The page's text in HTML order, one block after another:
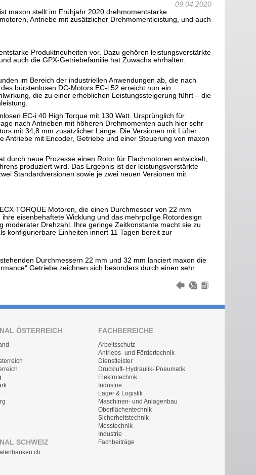
09.04.2020
maxon stellt im Frühjahr 2020 drehmomentstarke
Antriebe mit zusätzlicher Drehmomentleistung, und auch
Produktneuheiten vor. Dazu gehören leistungsverstärkte
auch die GPX-Getriebefamilie hat Zuwachs ehrhalten.
im Bereich der industriellen Anwendungen ab, die nach
bürstenlosen DC-Motors EC-i 52 erreicht nun ein
die zu einer erheblichen Leistungssteigerung führt – die
EC-i 40 High Torque mit 130 Watt. Ursprünglich für
nach Antrieben mit höheren Drehmomenten auch hier sehr
mit 34,8 mm zusätzlicher Länge. Die Versionen mit Lüfter
mit Encoder, Getriebe und einer Steuerung von maxon
durch neue Prozesse einen Rotor für Flachmotoren entwickelt,
produziert wird. Das Ergebnis ist der leistungsverstärkte
Standardversionen sowie je zwei neuen Versionen mit
TORQUE Motoren, die einen Durchmesser von 22 mm
eisenbehaftete Wicklung und das mehrpolige Rotordesign
Drehzahl. Ihre geringe Zeitkonstante macht sie zu
konfigurierbare Einheiten innert 11 Tagen bereit zur
Durchmessern 22 mm und 32 mm lanciert maxon die
Getriebe zeichnen sich besonders durch einen sehr
ÖSTERREICH
SCHWEIZ
FACHBEREICHE
Arbeitsschutz
Antriebs- und Fördertechnik
Dienstleister
Druckluft- Hydraulik- Pneumatik
Elektrotechnik
Industrie
Lager & Logistik
Maschinen- und Anlagenbau
Oberflächentechnik
Sicherheitstechnik
Messtechnik
Industrie
Fachbeiträge